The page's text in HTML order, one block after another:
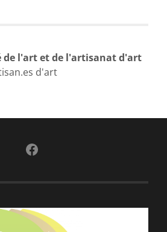
de l'art et de l'artisanat d'art
d'art
Facebook